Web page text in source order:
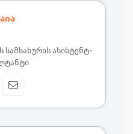
სამსახურის ასისტენტ-